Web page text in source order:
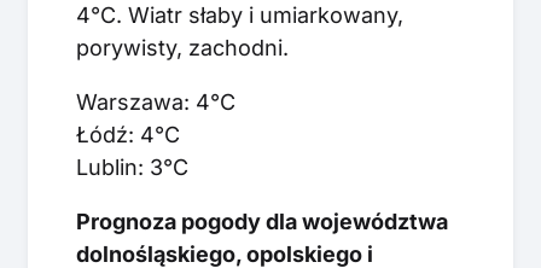
4°C. Wiatr słaby i umiarkowany,
porywisty, zachodni.
Warszawa: 4°C
Łódź: 4°C
Lublin: 3°C
Prognoza pogody dla województwa
dolnośląskiego, opolskiego i